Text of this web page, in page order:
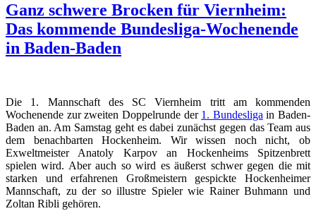
Ganz schwere Brocken für Viernheim:
Das kommende Bundesliga-Wochenende
in Baden-Baden
Die 1. Mannschaft des SC Viernheim tritt am kommenden
Wochenende zur zweiten Doppelrunde der 1. Bundesliga in Baden-
Baden an. Am Samstag geht es dabei zunächst gegen das Team aus
dem benachbarten Hockenheim. Wir wissen noch nicht, ob
Exweltmeister Anatoly Karpov an Hockenheims Spitzenbrett
spielen wird. Aber auch so wird es äußerst schwer gegen die mit
starken und erfahrenen Großmeistern gespickte Hockenheimer
Mannschaft, zu der so illustre Spieler wie Rainer Buhmann und
Zoltan Ribli gehören.